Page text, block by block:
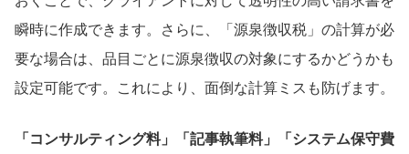
瞬時に作成できます。さらに、「源泉徴収税」の計算が必
要な場合は、品目ごとに源泉徴収の対象にするかどうかも
設定可能です。これにより、面倒な計算ミスも防げます。
「コンサルティング料」「記事執筆料」「システム保守費